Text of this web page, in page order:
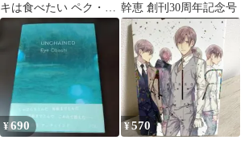
キは食べたい ペク・セ
ヒ
幹恵 創刊30周年記念号
¥690 ¥570